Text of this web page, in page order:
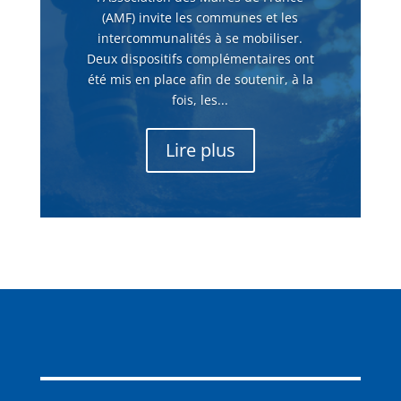
(AMF) invite les communes et les
intercommunalités à se mobiliser.
Deux dispositifs complémentaires ont
été mis en place afin de soutenir, à la
fois, les...
Lire plus